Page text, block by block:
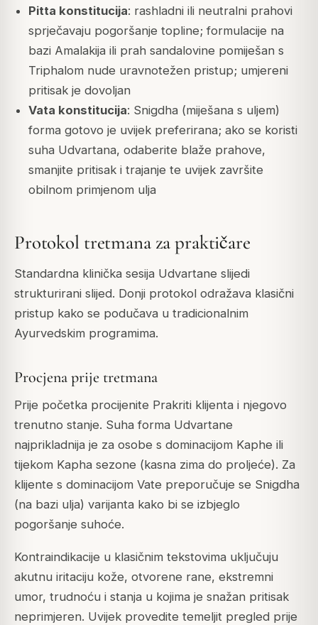
Pitta konstitucija: rashladni ili neutralni prahovi
sprječavaju pogoršanje topline; formulacije na
bazi Amalakija ili prah sandalovine pomiješan s
Triphalom nude uravnotežen pristup; umjereni
pritisak je dovoljan
Vata konstitucija: Snigdha (miješana s uljem)
forma gotovo je uvijek preferirana; ako se koristi
suha Udvartana, odaberite blaže prahove,
smanjite pritisak i trajanje te uvijek završite
obilnom primjenom ulja
Protokol tretmana za praktičare
Standardna klinička sesija Udvartane slijedi
strukturirani slijed. Donji protokol odražava klasični
pristup kako se podučava u tradicionalnim
Ayurvedskim programima.
Procjena prije tretmana
Prije početka procijenite Prakriti klijenta i njegovo
trenutno stanje. Suha forma Udvartane
najprikladnija je za osobe s dominacijom Kaphe ili
tijekom Kapha sezone (kasna zima do proljeće). Za
klijente s dominacijom Vate preporučuje se Snigdha
(na bazi ulja) varijanta kako bi se izbjeglo
pogoršanje suhoće.
Kontraindikacije u klasičnim tekstovima uključuju
akutnu iritaciju kože, otvorene rane, ekstremni
umor, trudnoću i stanja u kojima je snažan pritisak
neprimjeren. Uvijek provedite temeljit pregled prije